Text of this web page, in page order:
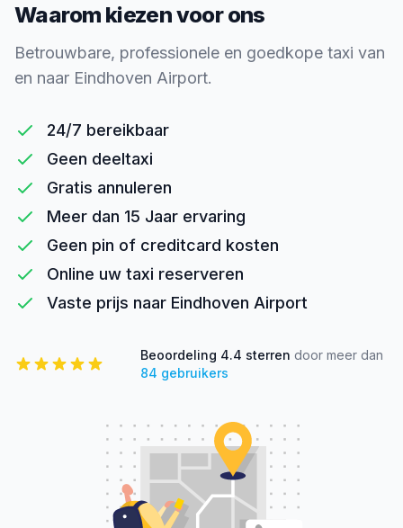
Waarom kiezen voor ons
Betrouwbare, professionele en goedkope taxi van
en naar Eindhoven Airport.
24/7 bereikbaar
Geen deeltaxi
Gratis annuleren
Meer dan 15 Jaar ervaring
Geen pin of creditcard kosten
Online uw taxi reserveren
Vaste prijs naar Eindhoven Airport
Beoordeling 4.4 sterren door meer dan
84 gebruikers